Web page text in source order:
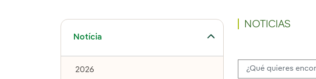
Notícia
Alternar submenu de Notícia
2026
NOTICIAS